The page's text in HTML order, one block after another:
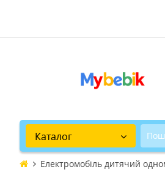
Каталог
Електромобіль дитячий